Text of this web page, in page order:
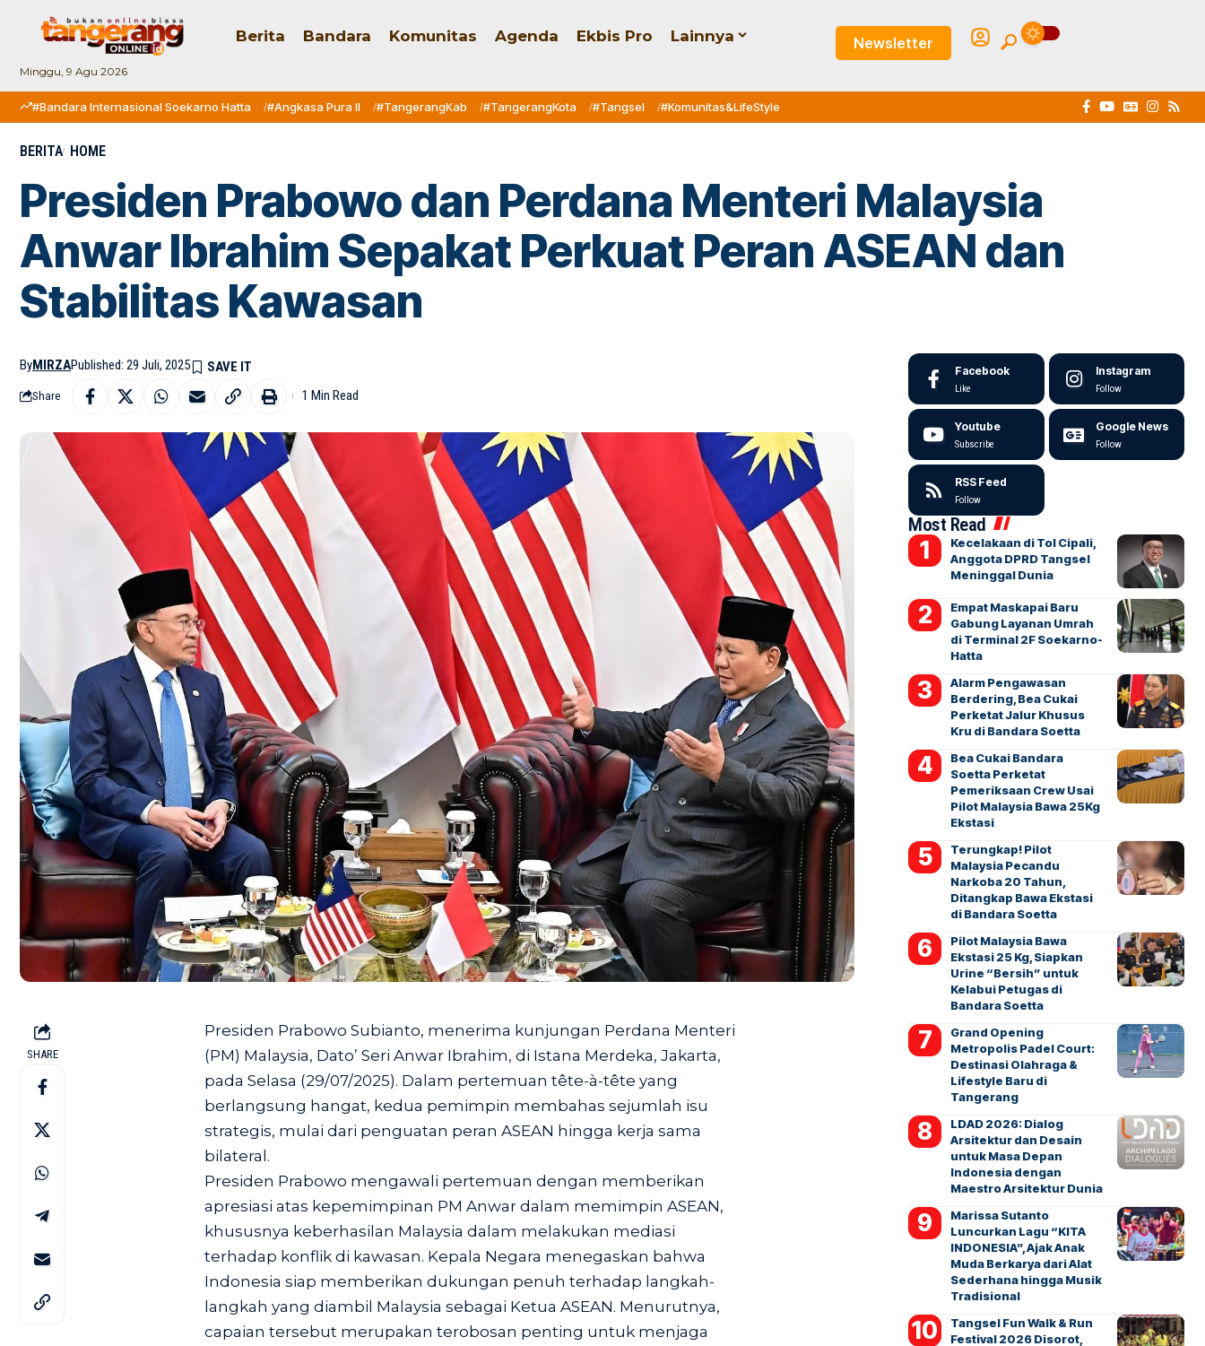
Minggu, 9 Agu 2026
Berita Bandara Komunitas Agenda Ekbis Pro Lainnya Newsletter
#Bandara Internasional Soekarno Hatta #Angkasa Pura II #TangerangKab #TangerangKota #Tangsel #Komunitas&LifeStyle
BERITA HOME
Presiden Prabowo dan Perdana Menteri Malaysia
Anwar Ibrahim Sepakat Perkuat Peran ASEAN dan
Stabilitas Kawasan
ByMIRZAPublished: 29 Juli, 2025
Share 1 Min Read
SHARE
Presiden Prabowo Subianto, menerima kunjungan Perdana Menteri
(PM) Malaysia, Dato’ Seri Anwar Ibrahim, di Istana Merdeka, Jakarta,
pada Selasa (29/07/2025). Dalam pertemuan tête-à-tête yang
berlangsung hangat, kedua pemimpin membahas sejumlah isu
strategis, mulai dari penguatan peran ASEAN hingga kerja sama
bilateral.
Presiden Prabowo mengawali pertemuan dengan memberikan
apresiasi atas kepemimpinan PM Anwar dalam memimpin ASEAN,
khususnya keberhasilan Malaysia dalam melakukan mediasi
terhadap konflik di kawasan. Kepala Negara menegaskan bahwa
Indonesia siap memberikan dukungan penuh terhadap langkah-
langkah yang diambil Malaysia sebagai Ketua ASEAN. Menurutnya,
capaian tersebut merupakan terobosan penting untuk menjaga
Facebook
Like
Instagram
Follow
Youtube
Subscribe
Google News
Follow
RSS Feed
Follow
Most Read
Kecelakaan di Tol Cipali,
Anggota DPRD Tangsel
Meninggal Dunia
Empat Maskapai Baru
Gabung Layanan Umrah
di Terminal 2F Soekarno-
Hatta
Alarm Pengawasan
Berdering, Bea Cukai
Perketat Jalur Khusus
Kru di Bandara Soetta
Bea Cukai Bandara
Soetta Perketat
Pemeriksaan Crew Usai
Pilot Malaysia Bawa 25Kg
Ekstasi
Terungkap! Pilot
Malaysia Pecandu
Narkoba 20 Tahun,
Ditangkap Bawa Ekstasi
di Bandara Soetta
Pilot Malaysia Bawa
Ekstasi 25 Kg, Siapkan
Urine “Bersih” untuk
Kelabui Petugas di
Bandara Soetta
Grand Opening
Metropolis Padel Court:
Destinasi Olahraga &
Lifestyle Baru di
Tangerang
LDAD 2026: Dialog
Arsitektur dan Desain
untuk Masa Depan
Indonesia dengan
Maestro Arsitektur Dunia
Marissa Sutanto
Luncurkan Lagu “KITA
INDONESIA”, Ajak Anak
Muda Berkarya dari Alat
Sederhana hingga Musik
Tradisional
Tangsel Fun Walk & Run
Festival 2026 Disorot,